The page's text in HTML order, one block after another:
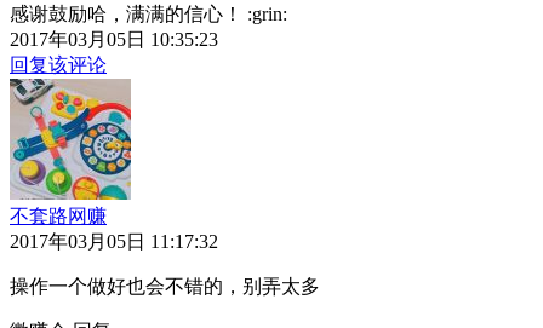
感谢鼓励哈，满满的信心！ :grin:
2017年03月05日 10:35:23
回复该评论
不套路网赚
2017年03月05日 11:17:32
操作一个做好也会不错的，别弄太多